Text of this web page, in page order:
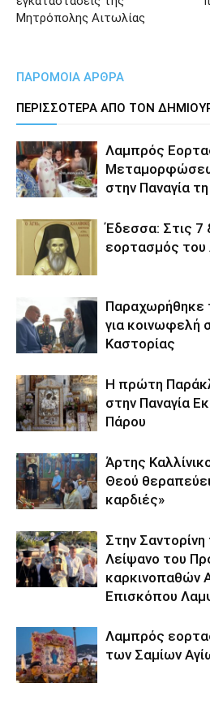
Μητρόπολης Αιτωλίας
ΠΑΡΟΜΟΙΑ ΑΡΘΡΑ
ΠΕΡΙΣΣΟΤΕΡΑ ΑΠΟ ΤΟΝ
Λαμπρός
στην Παναγία
Έδεσσα: Στις 7
εορτασμός του
Παραχωρήθηκε
για κοινωφελή
Καστορίας
Η πρώτη
στην Παναγία
Πάρου
Άρτης
Θεού
καρδιές»
Στην
Λείψανο του
καρκινοπαθών
Επισκόπου
Λαμπρός
των Σαμίων